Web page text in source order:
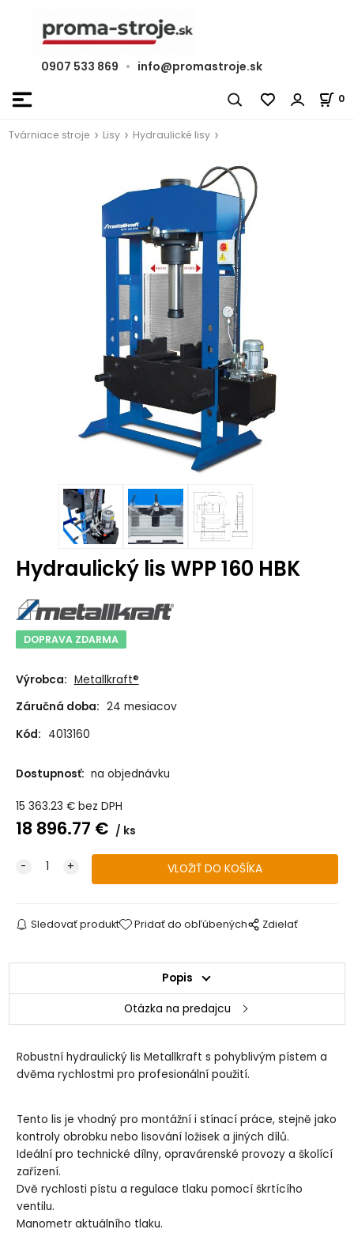
0907 533 869 • info@promastroje.sk
0
Tvárniace stroje Lisy Hydraulické lisy
Hydraulický lis WPP 160 HBK
DOPRAVA ZDARMA
Výrobca: Metallkraft®
Záručná doba: 24 mesiacov
Kód: 4013160
Dostupnosť: na objednávku
15 363.23 € bez DPH
18 896.77 € ks
Sledovať produkt Pridať do obľúbených Zdielať
Popis
Otázka na predajcu
Robustní hydraulický lis Metallkraft s pohyblivým pístem a
dvěma rychlostmi pro profesionální použití.
Tento lis je vhodný pro montážní i stínací práce, stejně jako
kontroly obrobku nebo lisování ložisek a jiných dílů.
Ideální pro technické dílny, opravárenské provozy a školící
zařízení.
Dvě rychlosti pístu a regulace tlaku pomocí škrtícího
ventilu.
Manometr aktuálního tlaku.